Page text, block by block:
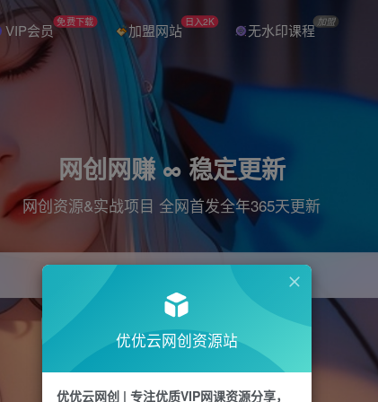
VIP会员 免费下载 加盟网站 日入2K 无水印课程 加盟
网创网赚 ∞ 稳定更新
网创资源&实战项目 全网首发全年365天更新
引流 直播 电商 剪辑
优优云网创资源站
优优云网创 | 专注优质VIP网课资源分享，